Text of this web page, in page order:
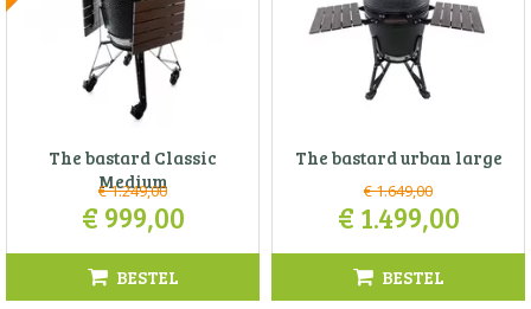
The bastard Classic
Medium
€1.249,00
€ 999,00
BESTEL
The bastard urban large
€1.649,00
€ 1.499,00
BESTEL